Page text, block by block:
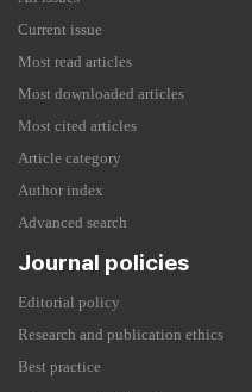
Current issue
Most read articles
Most downloaded articles
Most cited articles
Article category
Author index
Advanced search
Journal policies
Editorial policy
Research and publication ethics
Best practice